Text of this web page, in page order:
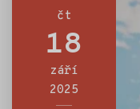
náhradní termín
10. 10. 2025.
čt
18
září
2025